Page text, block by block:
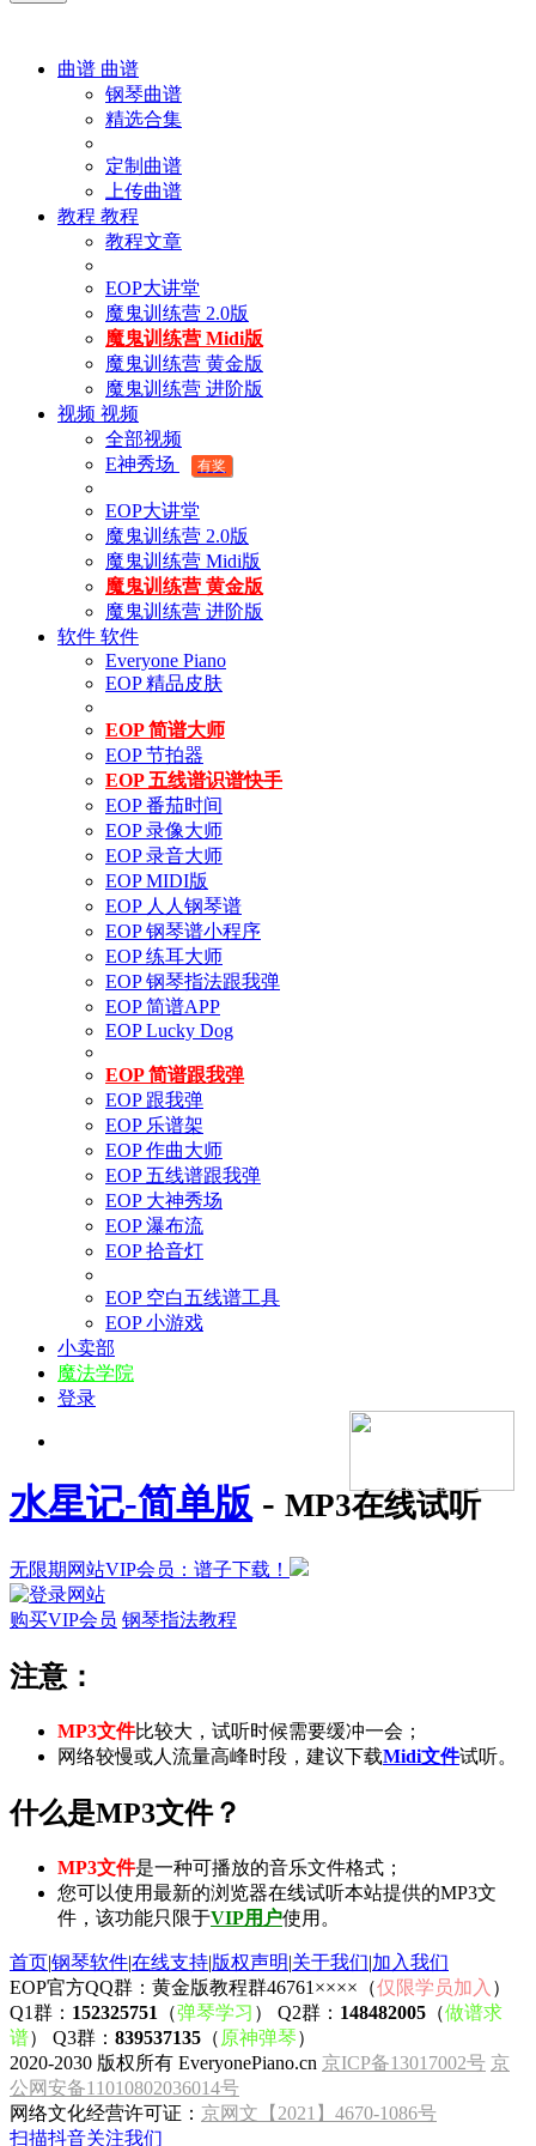
曲谱 曲谱
钢琴曲谱
精选合集
定制曲谱
上传曲谱
教程 教程
教程文章
EOP大讲堂
魔鬼训练营 2.0版
魔鬼训练营 Midi版
魔鬼训练营 黄金版
魔鬼训练营 进阶版
视频 视频
全部视频
E神秀场
有奖
EOP大讲堂
魔鬼训练营 2.0版
魔鬼训练营 Midi版
魔鬼训练营 黄金版
魔鬼训练营 进阶版
软件 软件
Everyone Piano
EOP 精品皮肤
EOP 简谱大师
EOP 节拍器
EOP 五线谱识谱快手
EOP 番茄时间
EOP 录像大师
EOP 录音大师
EOP MIDI版
EOP 人人钢琴谱
EOP 钢琴谱小程序
EOP 练耳大师
EOP 钢琴指法跟我弹
EOP 简谱APP
EOP Lucky Dog
EOP 简谱跟我弹
EOP 跟我弹
EOP 乐谱架
EOP 作曲大师
EOP 五线谱跟我弹
EOP 大神秀场
EOP 瀑布流
EOP 拾音灯
EOP 空白五线谱工具
EOP 小游戏
小卖部
魔法学院
登录
水星记-简单版 - MP3在线试听
无限期网站VIP会员：谱子下载！
购买VIP会员 钢琴指法教程
注意：
MP3文件比较大，试听时候需要缓冲一会；
网络较慢或人流量高峰时段，建议下载Midi文件试听。
什么是MP3文件？
MP3文件是一种可播放的音乐文件格式；
您可以使用最新的浏览器在线试听本站提供的MP3文
件，该功能只限于VIP用户使用。
首页|钢琴软件|在线支持|版权声明|关于我们|加入我们
EOP官方QQ群：黄金版教程群46761××××（仅限学员加入 ）
Q1群： 152325751 （弹琴学习 ） Q2群： 148482005 （做谱求
谱） Q3群： 839537135 （ 原神弹琴）
2020-2030 版权所有 EveryonePiano.cn 京ICP备13017002号 京
公网安备11010802036014号
网络文化经营许可证： 京网文【2021】4670-1086号
扫描抖音关注我们